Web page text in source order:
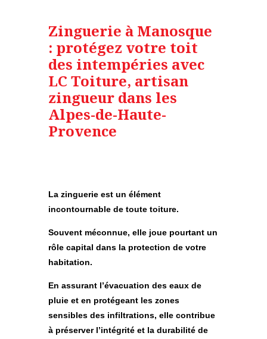
Zinguerie à Manosque
: protégez votre toit
des intempéries avec
LC Toiture, artisan
zingueur dans les
Alpes-de-Haute-
Provence
La zinguerieest un élément
incontournable de toute toiture.
Souvent méconnue, elle joue pourtant un
rôle capital dans la protection de votre
habitation.
En assurant l’évacuation des eaux de
pluie et en protégeant les zones
sensibles des infiltrations, elle contribue
à préserver l’intégrité et la durabilité de